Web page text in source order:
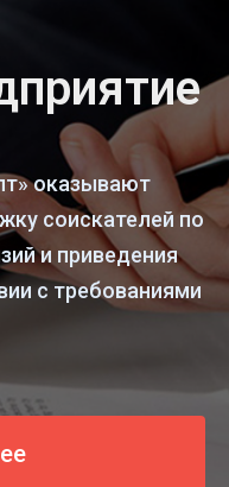
оказывают
соискателей по
и приведения
с требованиями